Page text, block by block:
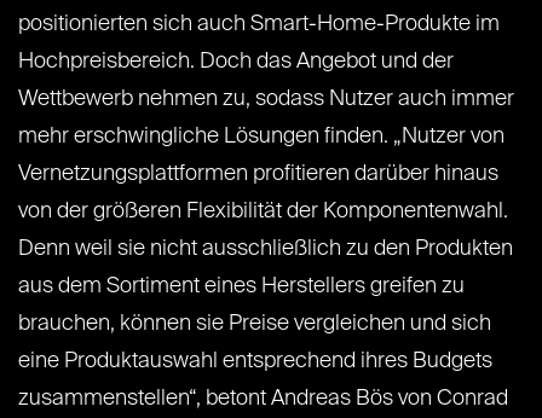
positionierten sich auch Smart-Home-Produkte im
Hochpreisbereich. Doch das Angebot und der
Wettbewerb nehmen zu, sodass Nutzer auch immer
mehr erschwingliche Lösungen finden. „Nutzer von
Vernetzungsplattformen profitieren darüber hinaus
von der größeren Flexibilität der Komponentenwahl.
Denn weil sie nicht ausschließlich zu den Produkten
aus dem Sortiment eines Herstellers greifen zu
brauchen, können sie Preise vergleichen und sich
eine Produktauswahl entsprechend ihres Budgets
zusammenstellen“, betont Andreas Bös von Conrad